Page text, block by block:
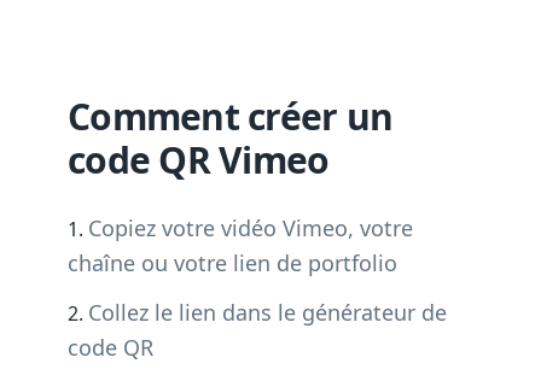
Comment créer un
code QR Vimeo
Copiez votre vidéo Vimeo, votre
chaîne ou votre lien de portfolio
Collez le lien dans le générateur de
code QR